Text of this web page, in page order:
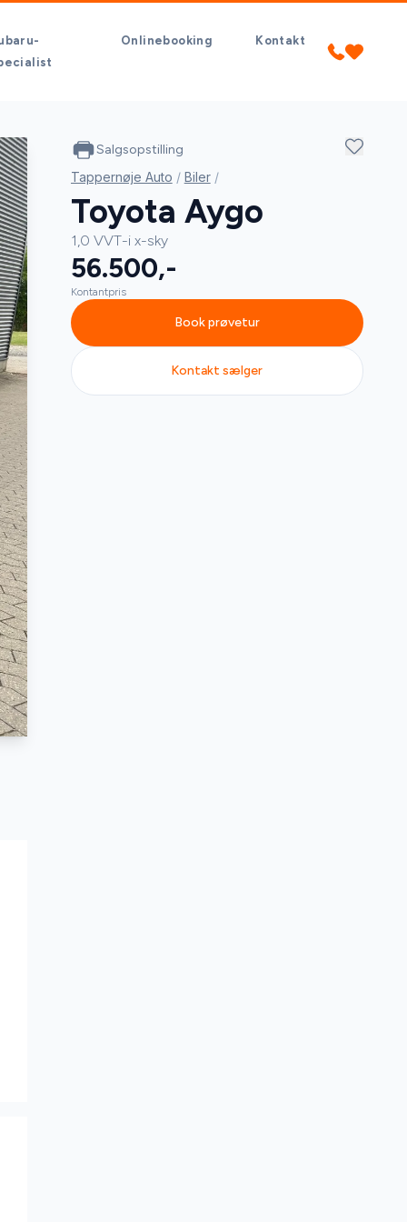
Onlinebooking Kontakt
Salgsopstilling
Tappernøje Auto / Biler /
Toyota Aygo
1,0 VVT-i x-sky
56.500,-
Kontantpris
Book prøvetur
Kontakt sælger